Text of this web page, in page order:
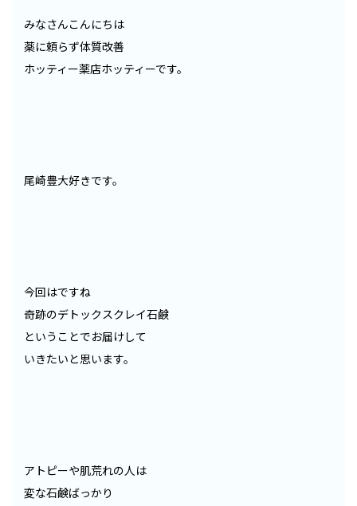
みなさんこんにちは
薬に頼らず体質改善
ホッティー薬店ホッティーです。
尾崎豊大好きです。
今回はですね
奇跡のデトックスクレイ石鹸
ということでお届けして
いきたいと思います。
アトピーや肌荒れの人は
変な石鹸ばっかり